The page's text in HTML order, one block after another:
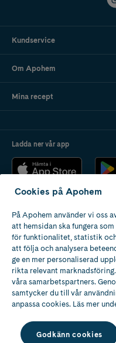
Kundservice
Om Apohem
Mina recept
Ladda ner vår app
Apotek med tillstånd
av Läkemedelsverket
Cookies på Apohem
På Apohem använder vi oss
att hemsidan ska fungera
för funktionalitet, statistik
att följa och analysera
ge en mer personaliserad
rikta relevant
våra samarbetspartners.
samtycker du till vår
anpassa cookies. Läs mer
Godkänn cookies